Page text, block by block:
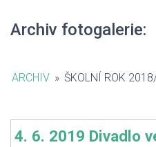
Archiv fotogalerie:
ARCHIV » ŠKOLNÍ ROK
4. 6. 2019 Divadlo